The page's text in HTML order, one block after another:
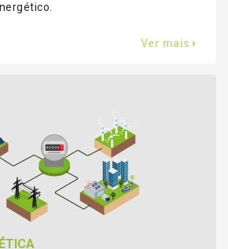
Ver mais